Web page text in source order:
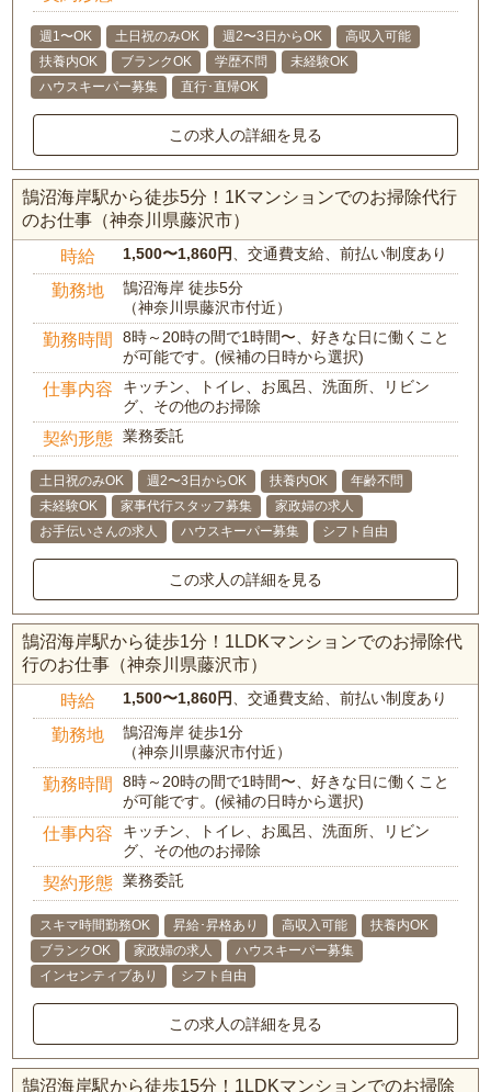
週1〜OK 土日祝のみOK 週2〜3日からOK
高収入可能
扶養内OK
ブランクOK 学歴不問
未経験OK
ハウスキーパー募集
直行･直帰OK
この求人の詳細を見る
鵠沼海岸駅から徒歩5分！1Kマンションでのお掃除代行
のお仕事（神奈川県藤沢市）
時給 1,500〜1,860円 、交通費支給、前払い制度あり
勤務地
鵠沼海岸 徒歩5分
（神奈川県藤沢市付近）
勤務時間
8時～20時の間で1時間〜、好きな日に働くこと
が可能です。(候補の日時から選択)
仕事内容
キッチン、トイレ、お風呂、洗面所、リビン
グ、その他のお掃除
契約形態 業務委託
土日祝のみOK 週2〜3日からOK 扶養内OK
年齢不問
未経験OK
家事代行スタッフ募集
家政婦の求人
お手伝いさんの求人
ハウスキーパー募集 シフト自由
この求人の詳細を見る
鵠沼海岸駅から徒歩1分！1LDKマンションでのお掃除代
行のお仕事（神奈川県藤沢市）
時給 1,500〜1,860円 、交通費支給、前払い制度あり
勤務地
鵠沼海岸 徒歩1分
（神奈川県藤沢市付近）
勤務時間
8時～20時の間で1時間〜、好きな日に働くこと
が可能です。(候補の日時から選択)
仕事内容
キッチン、トイレ、お風呂、洗面所、リビン
グ、その他のお掃除
契約形態 業務委託
スキマ時間勤務OK 昇給･昇格あり 高収入可能
扶養内OK
ブランクOK
家政婦の求人
ハウスキーパー募集
インセンティブあり
シフト自由
この求人の詳細を見る
鵠沼海岸駅から徒歩15分！1LDKマンションでのお掃除